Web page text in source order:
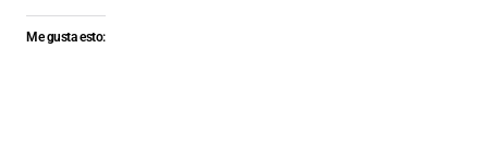
Me gusta esto: